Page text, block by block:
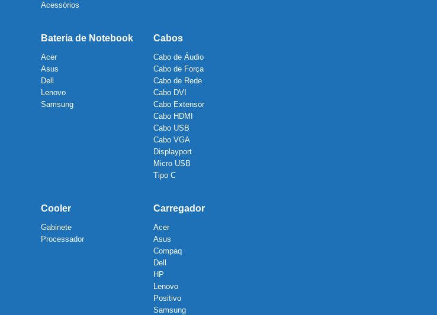
Acessórios
Bateria de Notebook
Acer
Asus
Dell
Lenovo
Samsung
Cabos
Cabo de Áudio
Cabo de Força
Cabo de Rede
Cabo DVI
Cabo Extensor
Cabo HDMI
Cabo USB
Cabo VGA
Displayport
Micro USB
Tipo C
Cooler
Gabinete
Processador
Carregador
Acer
Asus
Compaq
Dell
HP
Lenovo
Positivo
Samsung